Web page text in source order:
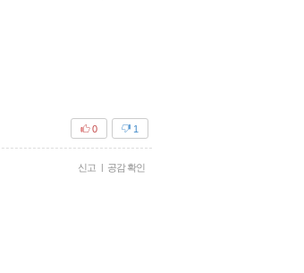
1
0
신고 | 공감 확인